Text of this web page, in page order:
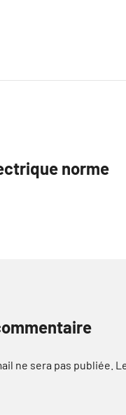
norme
ne sera pas publiée.